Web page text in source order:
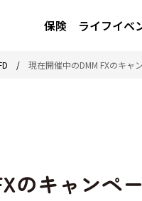
保険 ライフイベ
/ 現在開催中のDMM FXのキャ
のキャンペ